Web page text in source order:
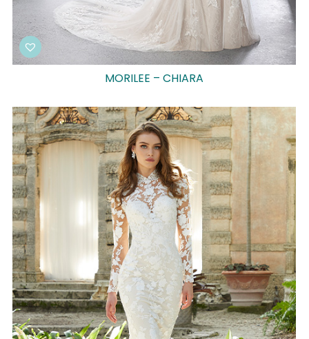
MORILEE – CHIARA